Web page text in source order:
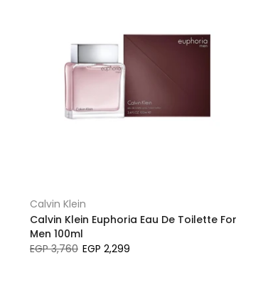
Calvin Klein
Calvin Klein Euphoria Eau De Toilette For
Men 100ml
EGP 3,760 EGP 2,299